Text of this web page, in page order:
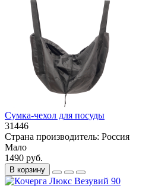
Сумка-чехол для посуды
31446
Страна производитель: Россия
Мало
1490 руб.
В корзину